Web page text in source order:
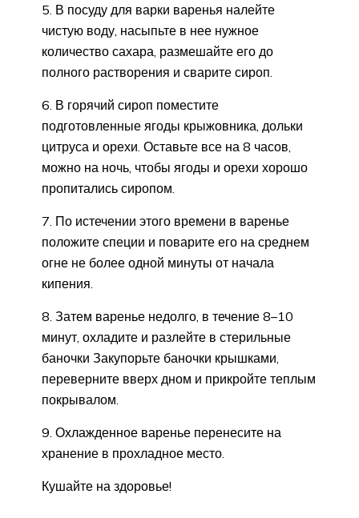
5. В посуду для варки варенья налейте
чистую воду, насыпьте в нее нужное
количество сахара, размешайте его до
полного растворения и сварите сироп.
6. В горячий сироп поместите
подготовленные ягоды крыжовника, дольки
цитруса и орехи. Оставьте все на 8 часов,
можно на ночь, чтобы ягоды и орехи хорошо
пропитались сиропом.
7. По истечении этого времени в варенье
положите специи и поварите его на среднем
огне не более одной минуты от начала
кипения.
8. Затем варенье недолго, в течение 8–10
минут, охладите и разлейте в стерильные
баночки Закупорьте баночки крышками,
переверните вверх дном и прикройте теплым
покрывалом.
9. Охлажденное варенье перенесите на
хранение в прохладное место.
Кушайте на здоровье!